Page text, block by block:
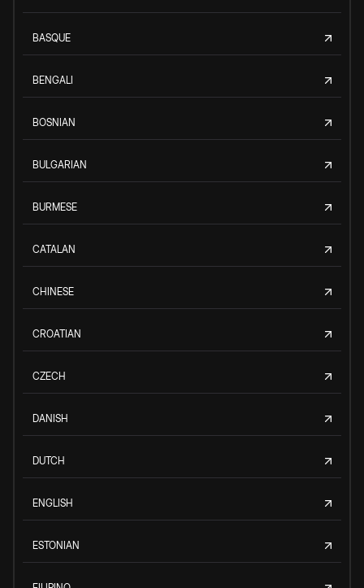
BASQUE
BENGALI
BOSNIAN
BULGARIAN
BURMESE
CATALAN
CHINESE
CROATIAN
CZECH
DANISH
DUTCH
ENGLISH
ESTONIAN